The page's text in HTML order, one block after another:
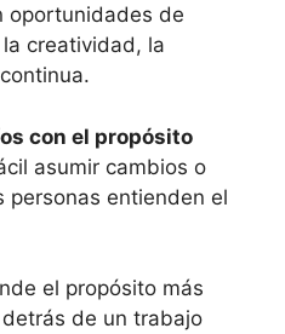
oportunidades de
creatividad, la
con el propósito
asumir cambios o
personas entienden el
el propósito más
de un trabajo